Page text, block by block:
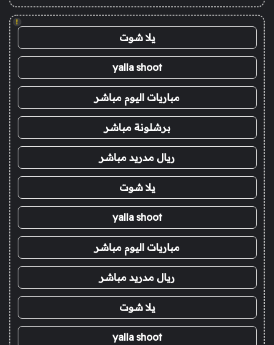
!
يلا شوت
yalla shoot
مباريات اليوم مباشر
برشلونة مباشر
ريال مدريد مباشر
يلا شوت
yalla shoot
مباريات اليوم مباشر
ريال مدريد مباشر
يلا شوت
yalla shoot